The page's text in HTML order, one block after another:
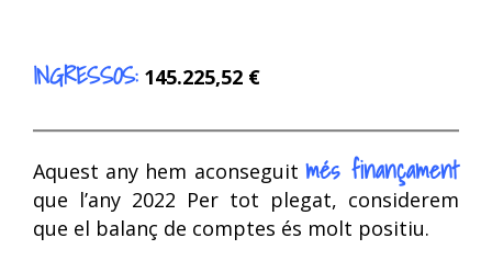
INGRESSOS: 145.225,52 €
Aquest any hem aconseguit més finançament
que l’any 2022 Per tot plegat, considerem
que el balanç de comptes és molt positiu.